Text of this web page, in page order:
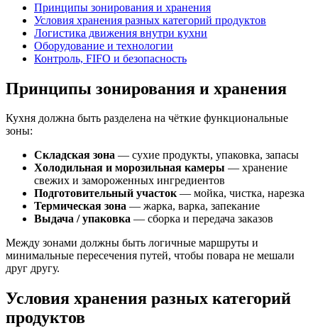
Принципы зонирования и хранения
Условия хранения разных категорий продуктов
Логистика движения внутри кухни
Оборудование и технологии
Контроль, FIFO и безопасность
Принципы зонирования и хранения
Кухня должна быть разделена на чёткие функциональные
зоны:
Складская зона — сухие продукты, упаковка, запасы
Холодильная и морозильная камеры — хранение
свежих и замороженных ингредиентов
Подготовительный участок— мойка, чистка, нарезка
Термическая зона — жарка, варка, запекание
Выдача / упаковка — сборка и передача заказов
Между зонами должны быть логичные маршруты и
минимальные пересечения путей, чтобы повара не мешали
друг другу.
Условия хранения разных категорий
продуктов